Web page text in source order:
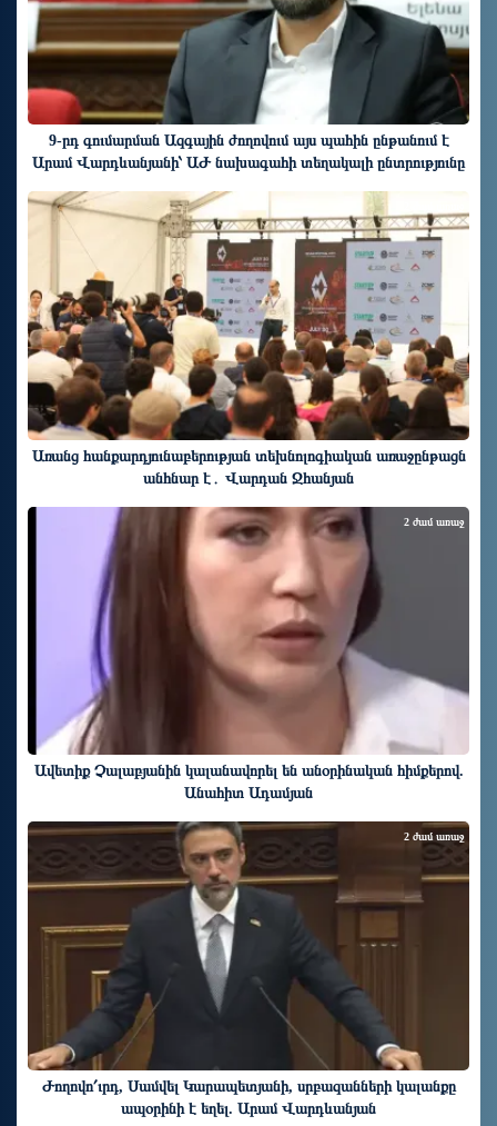
9-րդ գումարման Ազգային ժողովում այս պահին ընթանում է
Արամ Վարդևանյանի՝ ԱԺ նախագահի տեղակալի ընտրությունը
Առանց հանքարդյունաբերության տեխնոլոգիական առաջընթացն
անհնար է․ Վարդան Ջհանյան
Ավետիք Չալաբյանին կալանավորել են անօրինական հիմքերով.
Անահիտ Ադամյան
2 ժամ առաջ
Ժողովո՛ւրդ, Սամվել Կարապետյանի, սրբազանների կալանքը
ապօրինի է եղել. Արամ Վարդևանյան
2 ժամ առաջ